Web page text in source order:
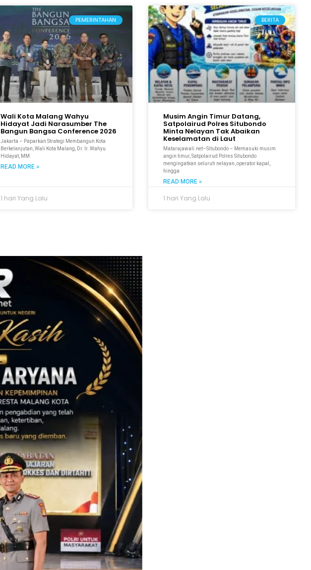
PEMERINTAHAN
Wali Kota Malang Wahyu
Hidayat Jadi Narasumber The
Bangun Bangsa Conference 2026
Jakarta – Paparkan Strategi Membangun Kota
Berkelanjutan, Wali Kota Malang, Dr. Ir. Wahyu
Hidayat, MM
READ MORE »
1 hari Yang Lalu
BERITA
Musim Angin Timur Datang,
Satpolairud Polres Situbondo
Minta Nelayan Tak Abaikan
Keselamatan di Laut
Matarajawali.net–Situbondo – Memasuki musim
angin timur, Satpolairud Polres Situbondo
mengingatkan seluruh nelayan, operator kapal,
hingga
READ MORE »
1 hari Yang Lalu